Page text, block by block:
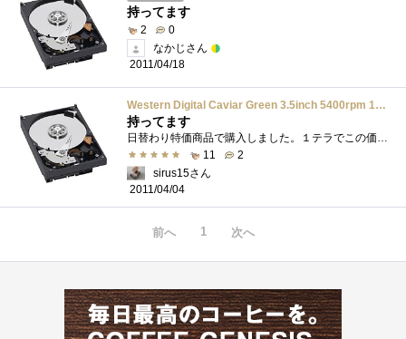
持ってます
2
0
なかじさん
2011/04/18
Western Digital Caviar Green 3.5inch 5400rpm 1TB 64MB SATA/3.0Gbs WD10EARS
持ってます
11
2
sirus15さん
2011/04/04
前へ 1 次へ